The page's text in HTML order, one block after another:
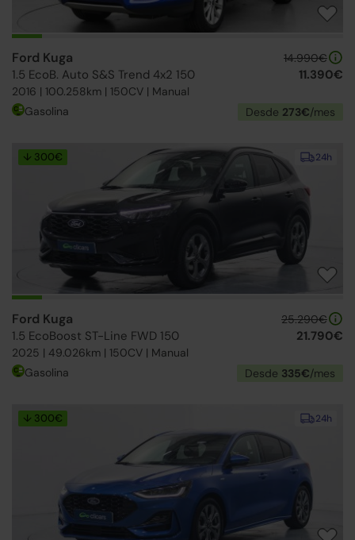
Ford Kuga
1.5 EcoB. Auto S&S Trend 4x2 150
2016 | 100.258km | 150CV | Manual
14.990€
11.390€
Gasolina Desde 273€/mes
24h
↓ 300€
Ford Kuga
1.5 EcoBoost ST-Line FWD 150
2025 | 49.026km | 150CV | Manual
25.290€
21.790€
Gasolina Desde 335€/mes
24h
↓ 300€